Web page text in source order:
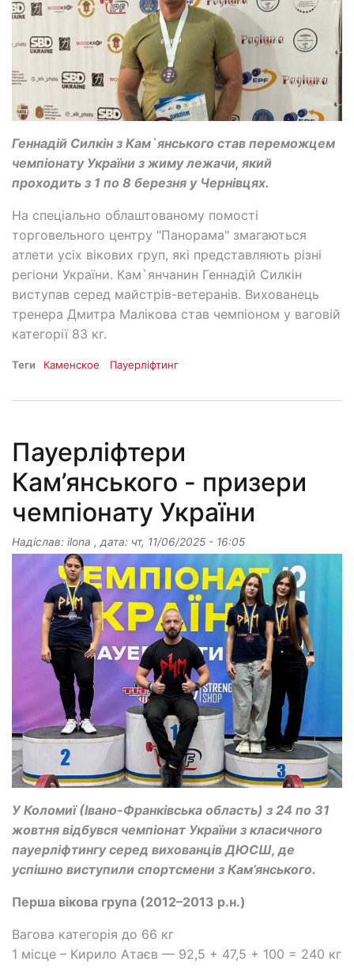
Геннадій Силкін з Кам`янського став переможцем
чемпіонату України з жиму лежачи, який
проходить з 1 по 8 березня у Чернівцях.
На спеціально облаштованому помості
торговельного центру "Панорама" змагаються
атлети усіх вікових груп, які представляють різні
регіони України. Кам`янчанин Геннадій Силкін
виступав серед майстрів-ветеранів. Вихованець
тренера Дмитра Малікова став чемпіоном у ваговій
категорії 83 кг.
Теги Каменское Пауерліфтинг
Пауерліфтери
Кам’янського - призери
чемпіонату України
Надіслав: ilona , дата: чт, 11/06/2025 - 16:05
У Коломиї (Івано-Франківська область) з 24 по 31
жовтня відбувся чемпіонат України з класичного
пауерліфтингу серед вихованців ДЮСШ, де
успішно виступили спортсмени з Кам’янського.
Перша вікова група (2012–2013 р.н.)
Вагова категорія до 66 кг
1 місце – Кирило Атаєв — 92,5 + 47,5 + 100 = 240 кг